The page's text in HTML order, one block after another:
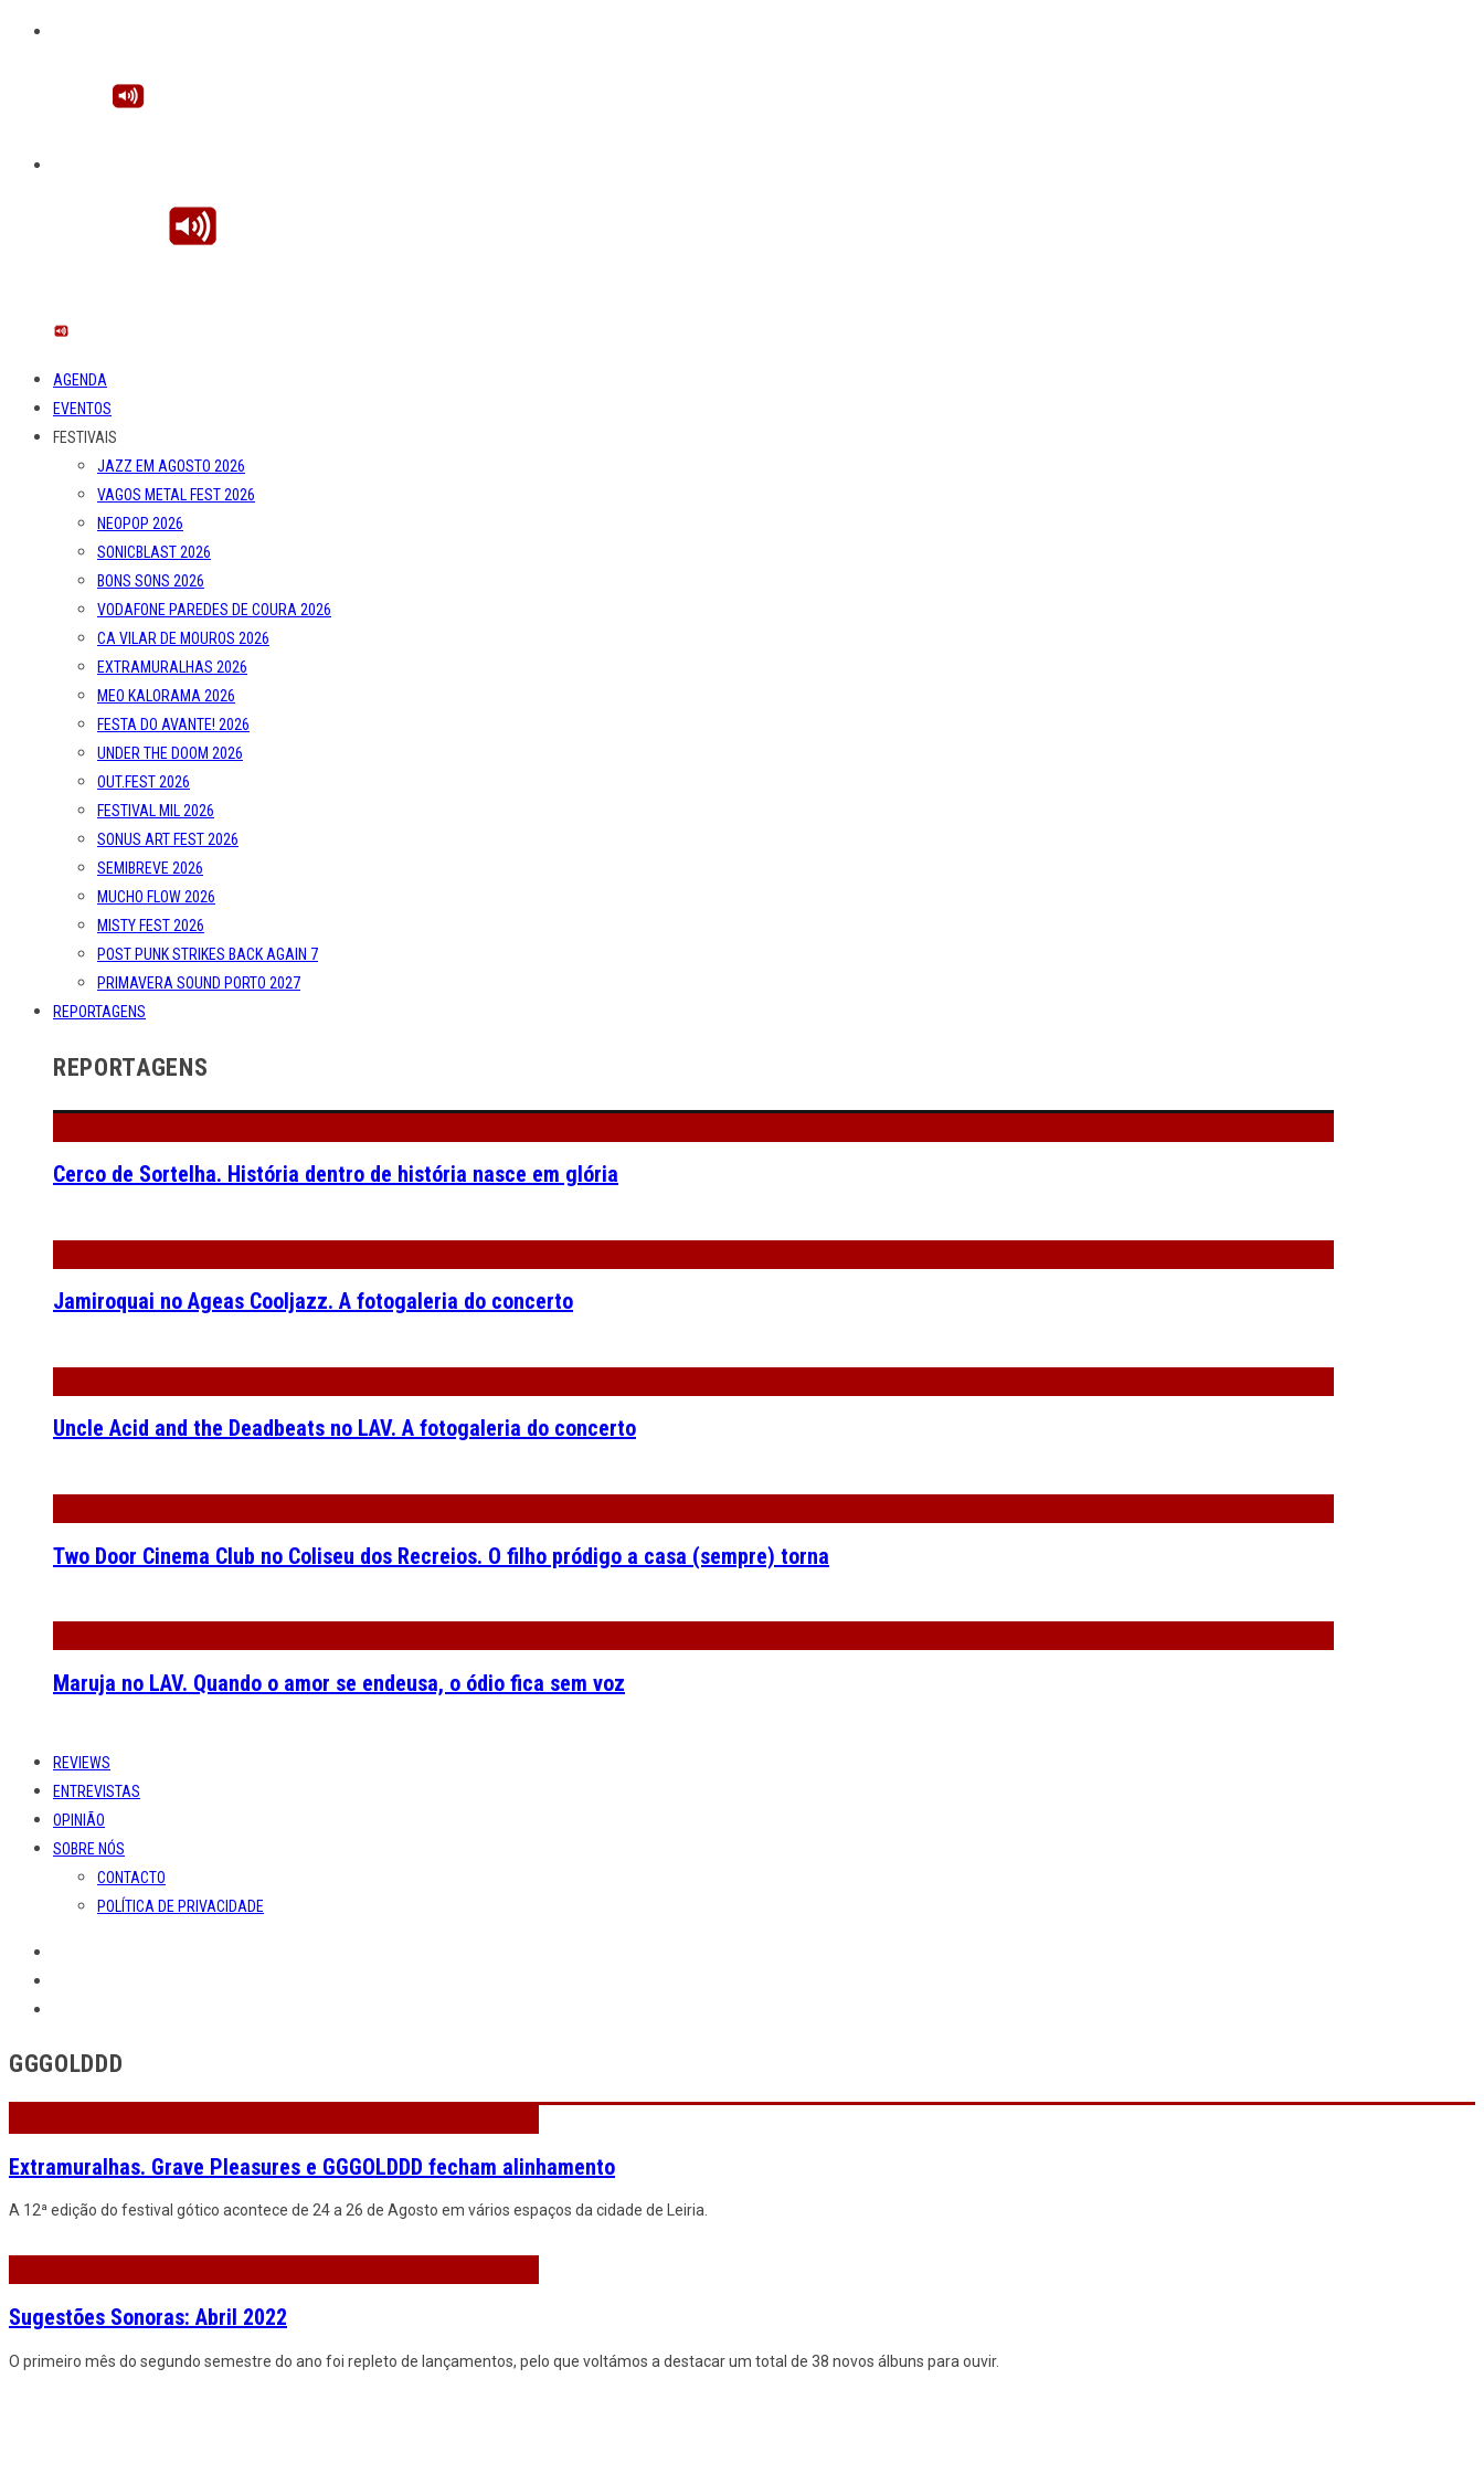
AGENDA
EVENTOS
FESTIVAIS
JAZZ EM AGOSTO 2026
VAGOS METAL FEST 2026
NEOPOP 2026
SONICBLAST 2026
BONS SONS 2026
VODAFONE PAREDES DE COURA 2026
CA VILAR DE MOUROS 2026
EXTRAMURALHAS 2026
MEO KALORAMA 2026
FESTA DO AVANTE! 2026
UNDER THE DOOM 2026
OUT.FEST 2026
FESTIVAL MIL 2026
SONUS ART FEST 2026
SEMIBREVE 2026
MUCHO FLOW 2026
MISTY FEST 2026
POST PUNK STRIKES BACK AGAIN 7
PRIMAVERA SOUND PORTO 2027
REPORTAGENS
REPORTAGENS
Cerco de Sortelha. História dentro de história nasce em glória
Jamiroquai no Ageas Cooljazz. A fotogaleria do concerto
Uncle Acid and the Deadbeats no LAV. A fotogaleria do concerto
Two Door Cinema Club no Coliseu dos Recreios. O filho pródigo a casa (sempre) torna
Maruja no LAV. Quando o amor se endeusa, o ódio fica sem voz
REVIEWS
ENTREVISTAS
OPINIÃO
SOBRE NÓS
CONTACTO
POLÍTICA DE PRIVACIDADE
GGGOLDDD
Extramuralhas. Grave Pleasures e GGGOLDDD fecham alinhamento
A 12ª edição do festival gótico acontece de 24 a 26 de Agosto em vários espaços da cidade de Leiria.
Sugestões Sonoras: Abril 2022
O primeiro mês do segundo semestre do ano foi repleto de lançamentos, pelo que voltámos a destacar um total de 38 novos álbuns para ouvir.